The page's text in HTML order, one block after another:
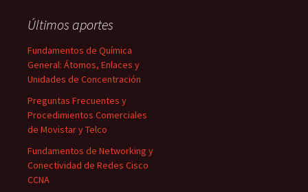
Últimos aportes
Fundamentos de Química
General: Átomos, Enlaces y
Unidades de Concentración
Preguntas Frecuentes y
Procedimientos Comerciales
de Movistar y Telco
Fundamentos de Networking y
Conectividad de Redes Cisco
CCNA